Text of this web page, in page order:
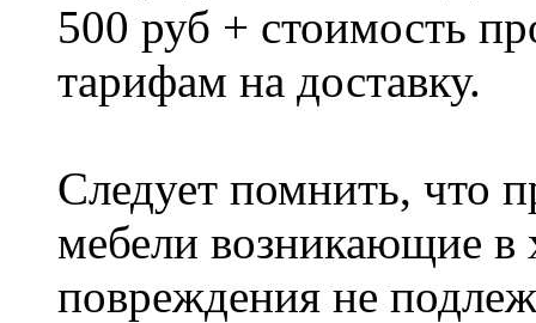
500 руб + стоимость
тарифам на доставку.
Следует помнить, что
мебели возникающие в
повреждения не